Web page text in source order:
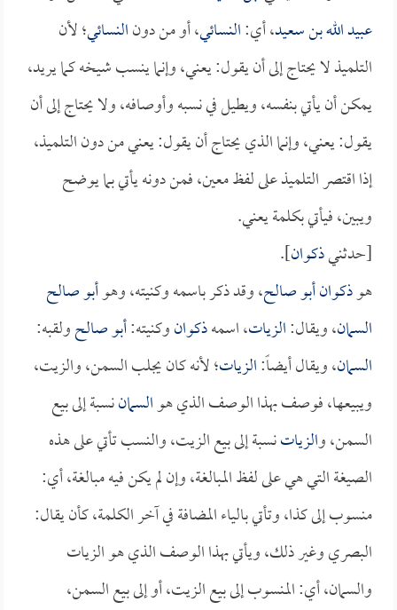
عبيد الله بن سعيد، أي:النسائي، أو من دونالنسائي؛ لأن
التلميذ لا يحتاج إلى أن يقول: يعني، وإنما ينسب شيخه كما يريد،
يمكن أن يأتي بنفسه، ويطيل في نسبه وأوصافه، ولا يحتاج إلى أن
يقول: يعني، وإنما الذي يحتاج أن يقول: يعني من دون التلميذ،
إذا اقتصر التلميذ على لفظ معين، فمن دونه يأتي بما يوضح
ويبين، فيأتي بكلمة يعني.
[حدثنيذكوان].
هوذكوان أبو صالح، وقد ذكر باسمه وكنيته، وهوأبو صالح
السمان، ويقال:الزيات، اسمهذكوانوكنيته:أبو صالحولقبه:
السمان، ويقال أيضاً:الزيات؛ لأنه كان يجلب السمن، والزيت،
ويبيعها، فوصف بهذا الوصف الذي هوالسماننسبة إلى بيع
السمن، والزياتنسبة إلى بيع الزيت، والنسب تأتي على هذه
الصيغة التي هي على لفظ المبالغة، وإن لم يكن فيه مبالغة، أي:
منسوب إلى كذا، وتأتي بالياء المضافة في آخر الكلمة، كأن يقال:
البصري وغير ذلك، ويأتي بهذا الوصف الذي هو الزيات
والسمان، أي: المنسوب إلى بيع الزيت، أو إلى بيع السمن،